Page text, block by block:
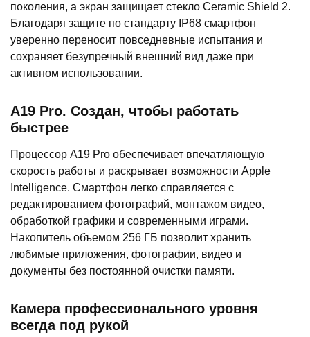
поколения, а экран защищает стекло Ceramic Shield 2.
Благодаря защите по стандарту IP68 смартфон
уверенно переносит повседневные испытания и
сохраняет безупречный внешний вид даже при
активном использовании.
A19 Pro. Создан, чтобы работать
быстрее
Процессор A19 Pro обеспечивает впечатляющую
скорость работы и раскрывает возможности Apple
Intelligence. Смартфон легко справляется с
редактированием фотографий, монтажом видео,
обработкой графики и современными играми.
Накопитель объемом 256 ГБ позволит хранить
любимые приложения, фотографии, видео и
документы без постоянной очистки памяти.
Камера профессионального уровня
всегда под рукой